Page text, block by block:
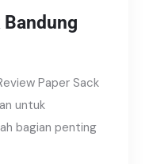
Bandung
Paper Sack
untuk
bagian penting